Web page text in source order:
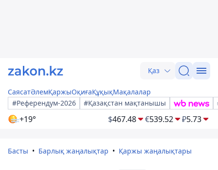
Қаз
СаясатӘлемҚаржыОқиғаҚұқықМақалалар
#Референдум-2026
#Қазақстан мақтанышы
+19° $467.48 €539.52 ₽5.73
Басты Барлық жаңалықтар Қаржы жаңалықтары